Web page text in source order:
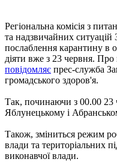
Регіональна комісія з
та надзвичайних ситуацій
послаблення карантину в
діяти вже з 23 червня.
повідомляє прес-служба
громадського здоров'я.
Так, починаючи з 00.00
Яблунецькому і
Також, зміниться режим
влади та територіальних
виконавчої влади.